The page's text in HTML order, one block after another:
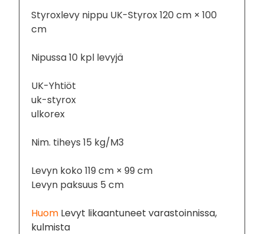
Styroxlevy nippu UK-Styrox 120 cm × 100
cm
Nipussa 10 kpl levyjä
UK-Yhtiöt
uk-styrox
ulkorex
Nim. tiheys 15 kg/M3
Levyn koko 119 cm × 99 cm
Levyn paksuus 5 cm
Huom Levyt likaantuneet varastoinnissa,
kulmista